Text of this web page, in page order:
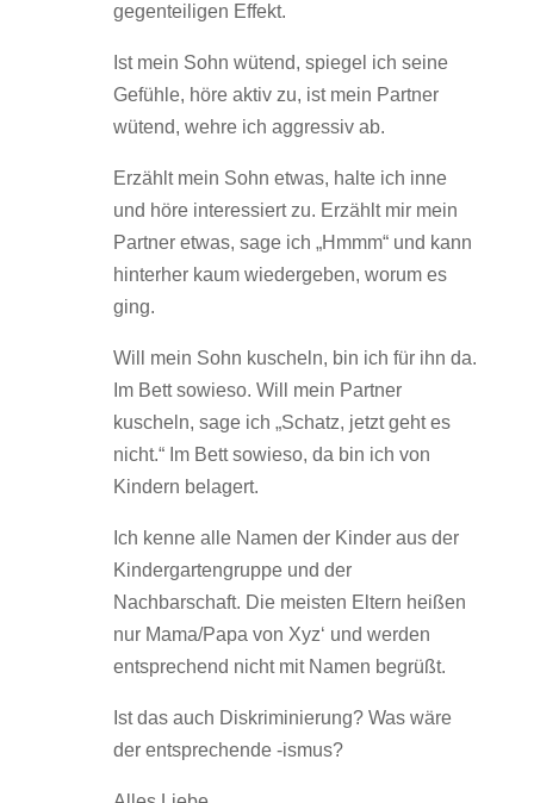
gegenteiligen Effekt.
Ist mein Sohn wütend, spiegel ich seine
Gefühle, höre aktiv zu, ist mein Partner
wütend, wehre ich aggressiv ab.
Erzählt mein Sohn etwas, halte ich inne
und höre interessiert zu. Erzählt mir mein
Partner etwas, sage ich „Hmmm“ und kann
hinterher kaum wiedergeben, worum es
ging.
Will mein Sohn kuscheln, bin ich für ihn da.
Im Bett sowieso. Will mein Partner
kuscheln, sage ich „Schatz, jetzt geht es
nicht.“ Im Bett sowieso, da bin ich von
Kindern belagert.
Ich kenne alle Namen der Kinder aus der
Kindergartengruppe und der
Nachbarschaft. Die meisten Eltern heißen
nur Mama/Papa von Xyz‘ und werden
entsprechend nicht mit Namen begrüßt.
Ist das auch Diskriminierung? Was wäre
der entsprechende -ismus?